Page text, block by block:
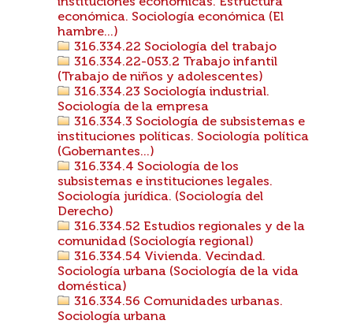
económica. Sociología económica (El
hambre...)
316.334.22 Sociología del trabajo
316.334.22-053.2 Trabajo infantil
(Trabajo de niños y adolescentes)
316.334.23 Sociología industrial.
Sociología de la empresa
316.334.3 Sociología de subsistemas e
instituciones políticas. Sociología política
(Gobernantes...)
316.334.4 Sociología de los
subsistemas e instituciones legales.
Sociología jurídica. (Sociología del
Derecho)
316.334.52 Estudios regionales y de la
comunidad (Sociología regional)
316.334.54 Vivienda. Vecindad.
Sociología urbana (Sociología de la vida
doméstica)
316.334.56 Comunidades urbanas.
Sociología urbana